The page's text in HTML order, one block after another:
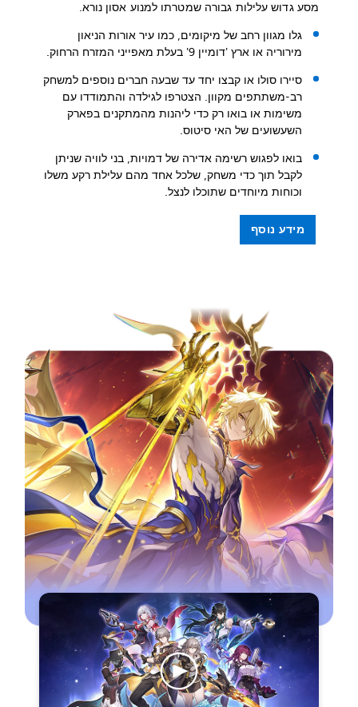
מסע גדוש עלילות גבורה שמטרתו למנוע אסון נורא.
גלו מגוון רחב של מיקומים, כמו עיר אורות הניאון
מירוריה או ארץ 'דומיין 9' בעלת מאפייני המזרח הרחוק.
סיירו סולו או קבצו יחד עד שבעה חברים נוספים למשחק
רב-משתתפים מקוון. הצטרפו לגילדה והתמודדו עם
משימות או בואו רק כדי ליהנות מהמתקנים בפארק
השעשועים של האי סיטוס.
בואו לפגוש רשימה אדירה של דמויות, בני לוויה שניתן
לקבל תוך כדי משחק, שלכל אחד מהם עלילת רקע משלו
וכוחות מיוחדים שתוכלו לנצל.
מידע נוסף